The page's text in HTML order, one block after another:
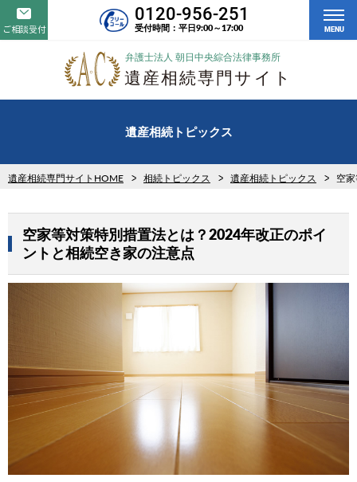
ご相談受付
0120-956-251
受付時間：平日9:00～17:00 MENU
遺産相続トピックス
遺産相続専門サイトHOME 相続トピックス 遺産相続トピックス 空
空家等対策特別措置法とは？2024年改正のポイ
ントと相続空き家の注意点